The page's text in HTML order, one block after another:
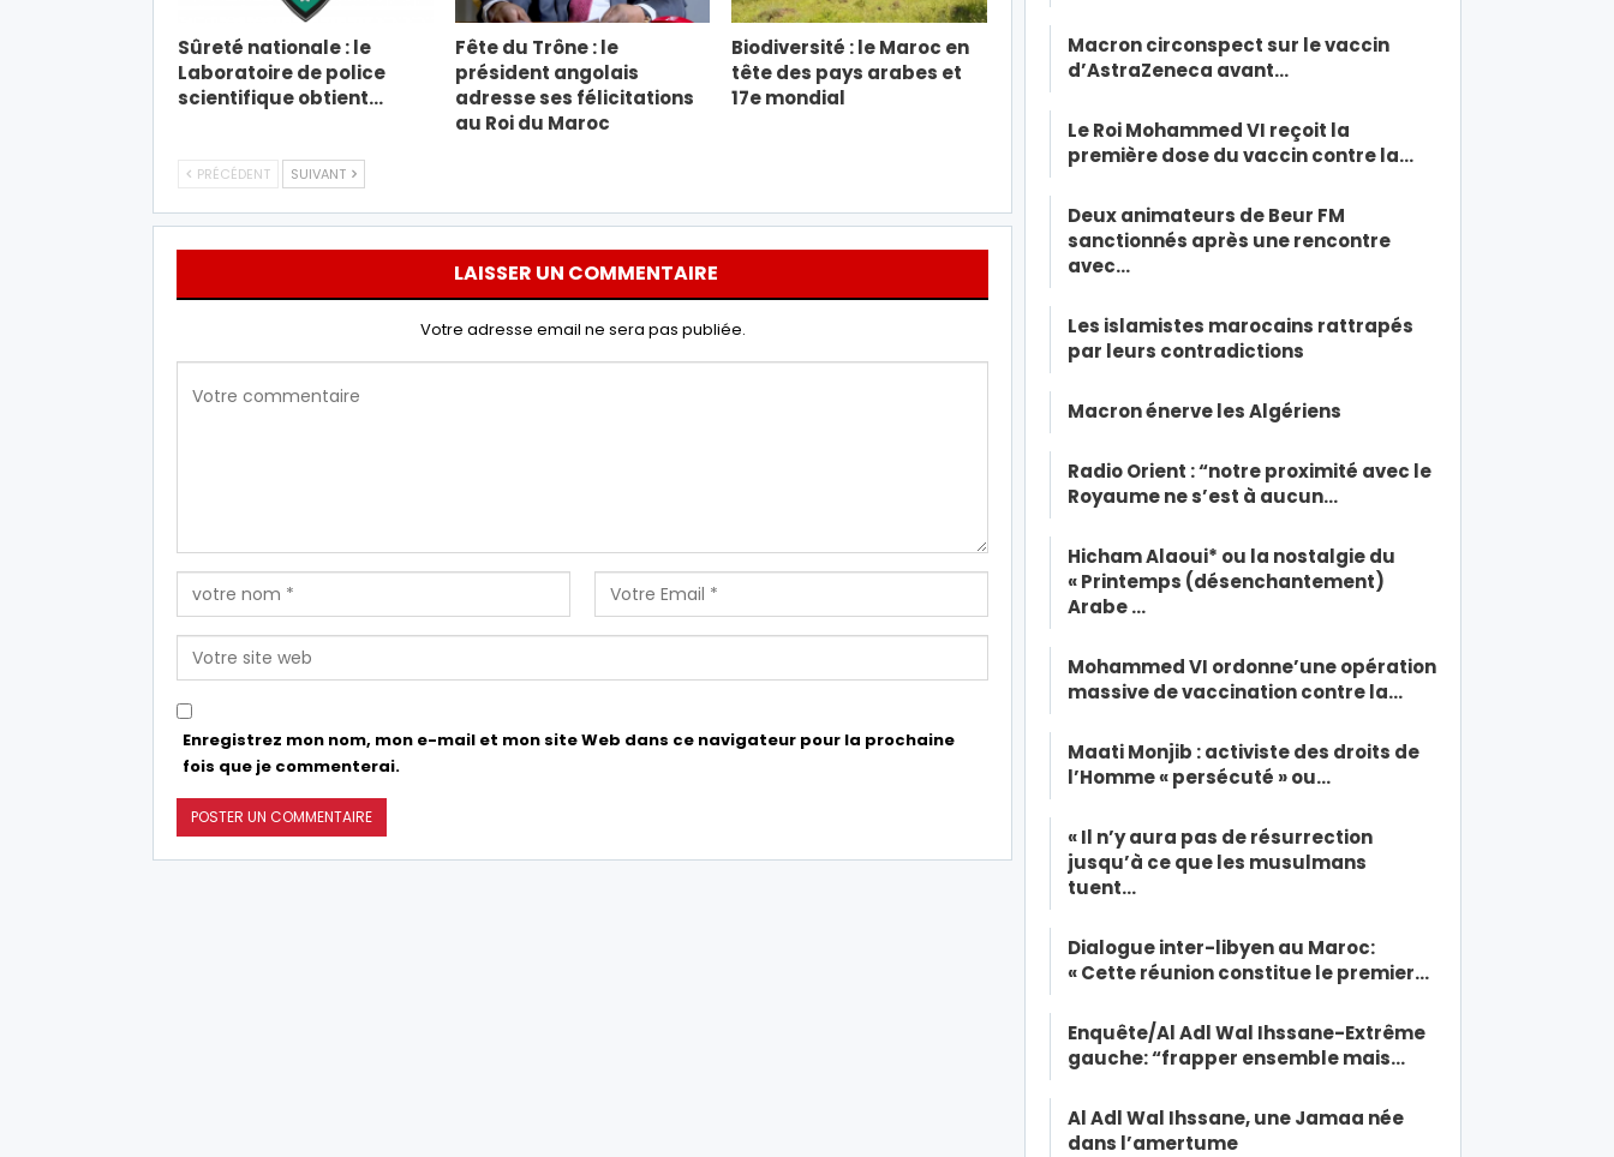
Sûreté nationale : le
Laboratoire de police
scientifique obtient…
Fête du Trône : le
président angolais
adresse ses félicitations
au Roi du Maroc
Biodiversité : le Maroc en
tête des pays arabes et
17e mondial
PRÉCÉDENT SUIVANT
LAISSER UN COMMENTAIRE
Votre adresse email ne sera pas publiée.
Enregistrez mon nom, mon e-mail et mon site Web dans ce navigateur pour la prochaine
fois que je commenterai.
Macron circonspect sur le vaccin
d’AstraZeneca avant…
Le Roi Mohammed VI reçoit la
première dose du vaccin contre la…
Deux animateurs de Beur FM
sanctionnés après une rencontre
avec…
Les islamistes marocains rattrapés
par leurs contradictions
Macron énerve les Algériens
Radio Orient : “notre proximité avec le
Royaume ne s’est à aucun…
Hicham Alaoui* ou la nostalgie du
« Printemps (désenchantement)
Arabe …
Mohammed VI ordonne’une opération
massive de vaccination contre la…
Maati Monjib : activiste des droits de
l’Homme « persécuté » ou…
« Il n’y aura pas de résurrection
jusqu’à ce que les musulmans
tuent…
Dialogue inter-libyen au Maroc:
« Cette réunion constitue le premier…
Enquête/Al Adl Wal Ihssane-Extrême
gauche: “frapper ensemble mais…
Al Adl Wal Ihssane, une Jamaa née
dans l’amertume